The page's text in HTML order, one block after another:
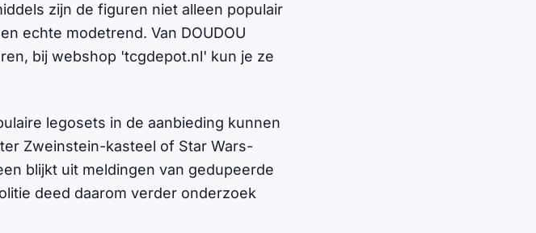
zijn de figuren niet alleen populair
echte modetrend. Van DOUDOU
bij webshop 'tcgdepot.nl' kun je ze
legosets in de aanbieding kunnen
Zweinstein-kasteel of Star Wars-
blijkt uit meldingen van gedupeerde
deed daarom verder onderzoek